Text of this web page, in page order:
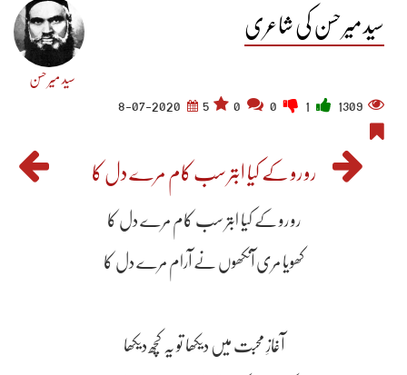
سید میر حسن کی شاعری
سید میر حسن
1309
5
8-07-2020
رو رو کے کیا ابتر سب کام مرے دل کا
رو رو کے کیا ابتر سب کام مرے دل کا
کھویا مری آنکھوں نے آرام مرے دل کا
آغازِ محبت میں دیکھا تو یہ کچھ دیکھا